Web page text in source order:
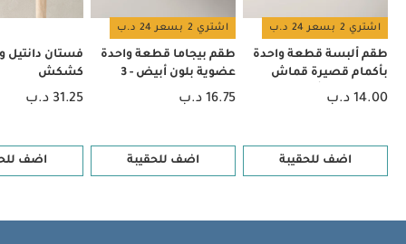
اشتري 2 بسعر 24 د.ب
طقم ألبسة قطعة واحدة
بأكمام قصيرة قماش
عضوي بلون أبيض - 5 قطع
14.00 د.ب
اضف للحقيبة
اشتري 2 بسعر 24 د.ب
طقم بيجاما قطعة واحدة
عضوية بلون أبيض - 3
قطع
16.75 د.ب
اضف للحقيبة
فستان دانتيل
كشكش
31.25 د.ب
اضف